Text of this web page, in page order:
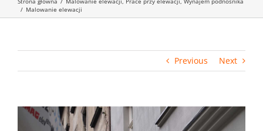
/ Malowanie elewacji
Previous Next
View
Larger